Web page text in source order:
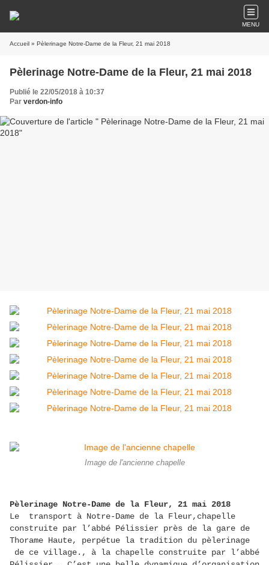
MENU
Accueil » Pèlerinage Notre-Dame de la Fleur, 21 mai 2018
Pèlerinage Notre-Dame de la Fleur, 21 mai 2018
Publié le 22/05/2018 à 10:37
Par verdon-info
Image de l'ancienne chapelle
Pèlerinage Notre-Dame de la Fleur, 21 mai 2018
Le transport à Notre-Dame de la Fleur,chapelle
construite par l’abbé Pélissier près de la gare de
Thorame Haute, perpétue la tradition du pèlerinage
de ce village., à la chapelle construite par l’abbé